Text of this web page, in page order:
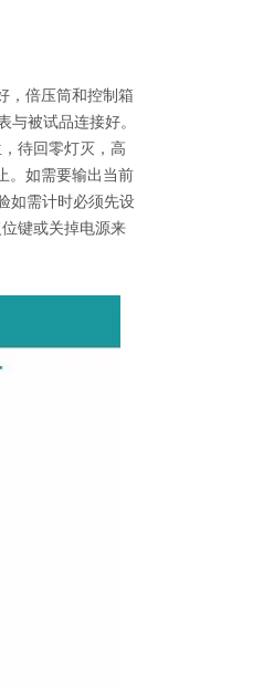
，倍压筒和控制箱
与被试品连接好。
待回零灯灭，高
。如需要输出当前
如需计时必须先设
键或关掉电源来